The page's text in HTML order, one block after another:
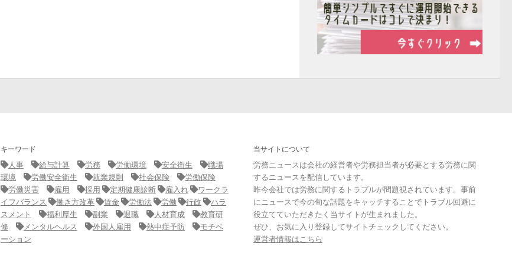
キーワード
人事
給与計算 労務 労働環境 安全衛生
職場
環境
労働安全衛生 就業規則 社会保険
労働保険
労働災害
雇用 採用 定期健康診断 雇入れ
ワークラ
イフバランス
働き方改革 賃金 労働法 労働 行政
ハラ
スメント
福利厚生 副業 退職 人材育成
教育研
修
メンタルヘルス 外国人雇用 熱中症予防
モチベ
ーション
当サイトについて
労務ニュースは会社の経営者や労務担当者が必要とする労務に関
するニュースを配信しています。
昨今会社では労務に関するトラブルが問題視されています。事前
にニュースで今の旬な話題をキャッチすることでトラブル回避に
役立てていただきたく当サイトが生まれました。
ぜひ、お気に入り登録してサイトチェックしてください。
運営者情報はこちら